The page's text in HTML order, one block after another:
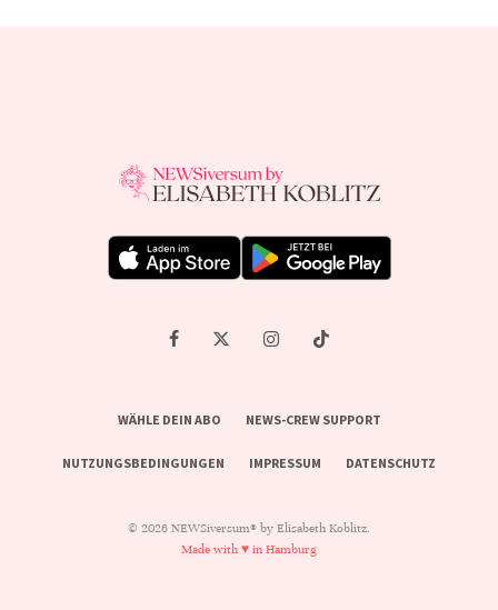
WÄHLE DEIN ABO NEWS-CREW SUPPORT
NUTZUNGSBEDINGUNGEN IMPRESSUM DATENSCHUTZ
© 2026 NEWSiversum® by Elisabeth Koblitz.
Made with ♥ in Hamburg